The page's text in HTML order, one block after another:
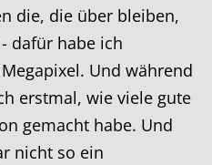
die, die über bleiben,
dafür habe ich
Und während
erstmal, wie viele gute
gemacht habe. Und
nicht so ein